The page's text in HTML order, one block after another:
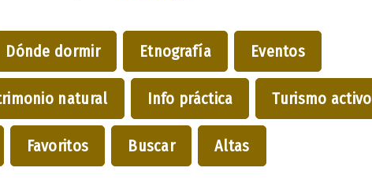
Dónde dormir Etnografía Eventos
natural Info práctica Turismo activo
Favoritos Buscar Altas